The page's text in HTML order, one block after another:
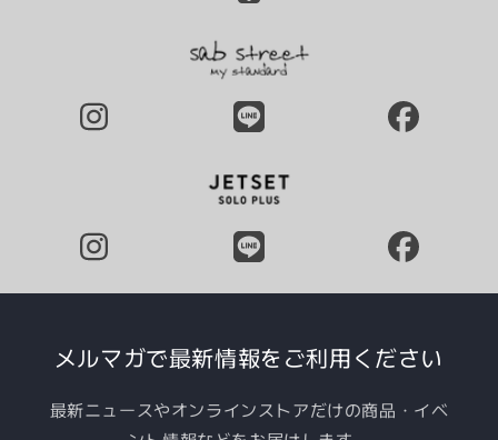
メルマガで最新情報をご利用ください
最新ニュースやオンラインストアだけの商品・イベ